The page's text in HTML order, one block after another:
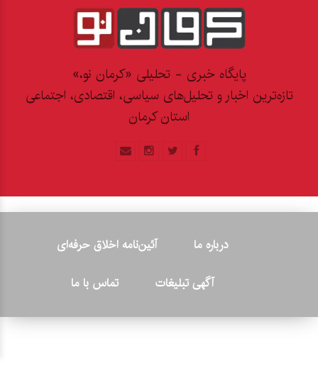
پایگاه خبری - تحلیلی «کرمان نو،»
تازه‌ترین اخبار و تحلیل‌های سیاسی، اقتصادی، اجتماعی
استان کرمان
درباره ما
آئین‌نامه اخلاق حرفه‌ای
آگهی تبلیغات
تماس با ما